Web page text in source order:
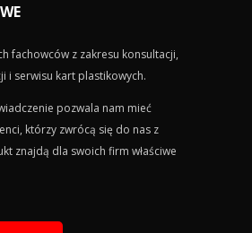
fachowców z zakresu konsultacji,
i serwisu kart plastikowych.
pozwala nam mieć
którzy zwrócą się do nas z
znajdą dla swoich firm właściwe